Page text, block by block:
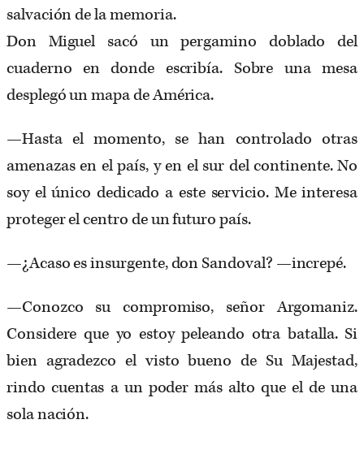
salvación de la memoria.
Don Miguel sacó un pergamino doblado del
cuaderno en donde escribía. Sobre una mesa
desplegó un mapa de América.
—Hasta el momento, se han controlado otras
amenazas en el país, y en el sur del continente. No
soy el único dedicado a este servicio. Me interesa
proteger el centro de un futuro país.
—¿Acaso es insurgente, don Sandoval? —increpé.
—Conozco su compromiso, señor Argomaniz.
Considere que yo estoy peleando otra batalla. Si
bien agradezco el visto bueno de Su Majestad,
rindo cuentas a un poder más alto que el de una
sola nación.